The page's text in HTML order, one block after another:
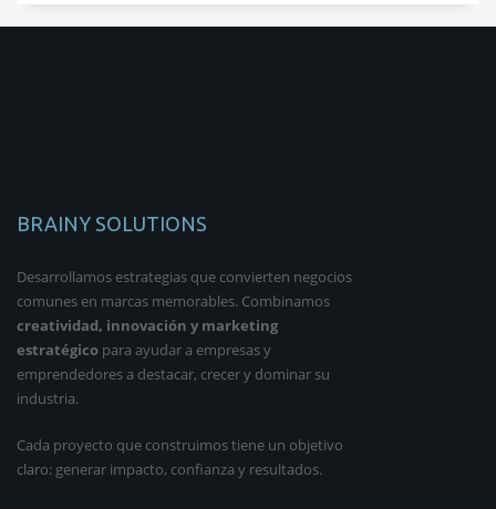
BRAINY SOLUTIONS
Desarrollamos estrategias que convierten negocios
comunes en marcas memorables. Combinamos
creatividad, innovación y marketing
estratégico para ayudar a empresas y
emprendedores a destacar, crecer y dominar su
industria.
Cada proyecto que construimos tiene un objetivo
claro: generar impacto, confianza y resultados.